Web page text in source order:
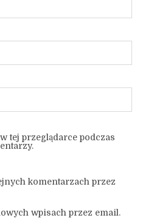
tej przeglądarce podczas
komentarzach przez
wpisach przez email.